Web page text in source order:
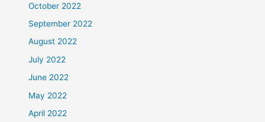
October 2022
September 2022
August 2022
July 2022
June 2022
May 2022
April 2022